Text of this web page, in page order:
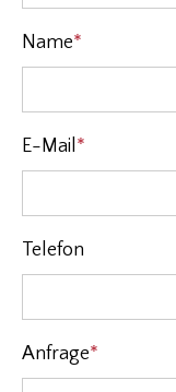
Name*
Pflichtfeld
E-Mail*
Pflichtfeld
Telefon
Anfrage*
Pflichtfeld